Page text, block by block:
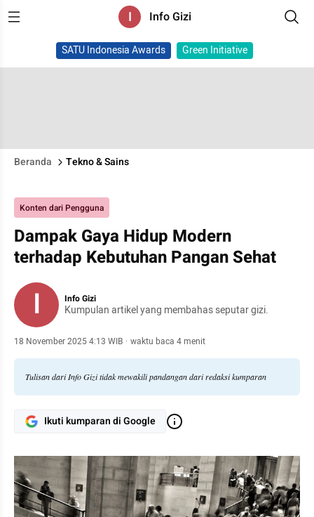
I Info Gizi
SATU Indonesia Awards Green Initiative
Beranda Tekno & Sains
Konten dari Pengguna
Dampak Gaya Hidup Modern
terhadap Kebutuhan Pangan Sehat
I Info Gizi
Kumpulan artikel yang membahas seputar gizi.
18 November 2025 4:13 WIB · waktu baca 4 menit
Tulisan dari Info Gizi tidak mewakili pandangan dari redaksi kumparan
Ikuti kumparan di Google